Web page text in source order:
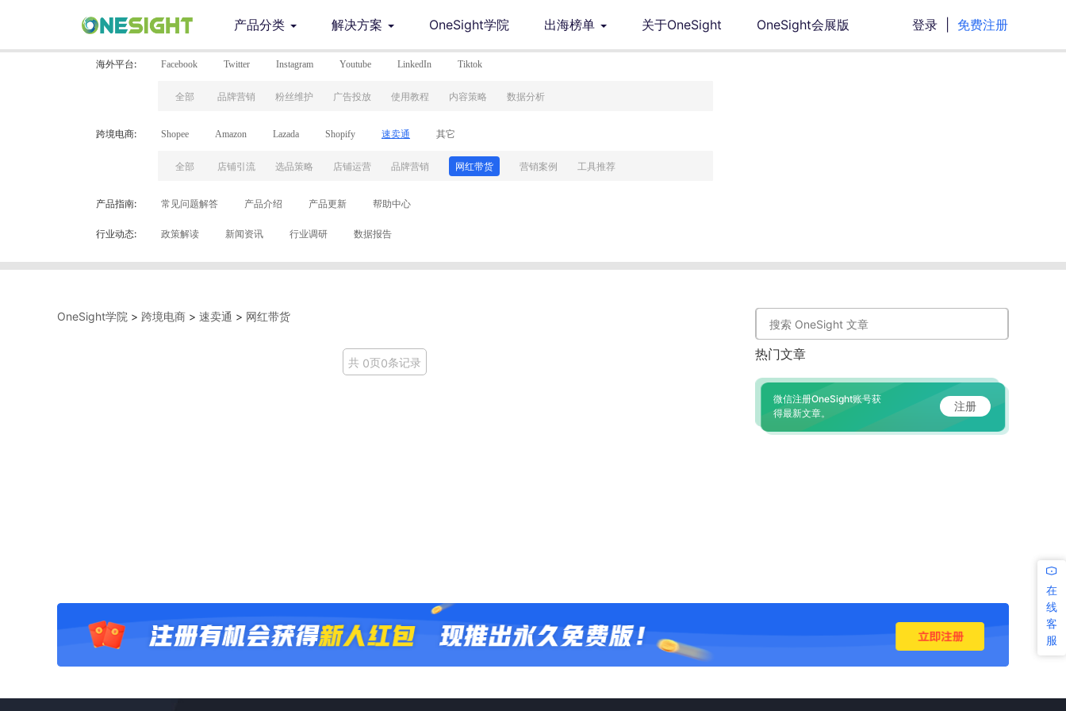
产品分类 解决方案 OneSight学院 出海榜单 关于OneSight OneSight会展版 登录 免费注册
海外平台: Facebook
全部 品牌营销 粉丝维护 广告投放 使用教程 内容策略 数据分析
Twitter
全部 品牌营销 粉丝维护 广告投放 使用教程 内容策略 数据分析
Instagram
全部 品牌营销 粉丝维护 广告投放 使用教程 内容策略 数据分析
Youtube
全部 品牌营销 粉丝维护 广告投放 使用教程 内容策略 数据分析
LinkedIn
全部 品牌营销 粉丝维护 广告投放 使用教程 内容策略 数据分析
Tiktok
全部 品牌营销 粉丝维护 广告投放 使用教程 内容策略 数据分析
跨境电商: Shopee
全部 店铺引流 选品策略 店铺运营 品牌营销 网红带货 营销案例 工具推荐
Amazon
全部 店铺引流 选品策略 店铺运营 品牌营销 网红带货 营销案例 工具推荐
Lazada
全部 店铺引流 选品策略 店铺运营 品牌营销 网红带货 营销案例 工具推荐
Shopify
全部 店铺引流 选品策略 店铺运营 品牌营销 网红带货 营销案例 工具推荐
速卖通
全部 店铺引流 选品策略 店铺运营 品牌营销 网红带货 营销案例 工具推荐
其它
全部 店铺引流 选品策略 店铺运营 品牌营销 网红带货 营销案例 工具推荐
产品指南: 常见问题解答 产品介绍 产品更新 帮助中心
行业动态: 政策解读 新闻资讯 行业调研 数据报告
OneSight学院 > 跨境电商 > 速卖通 > 网红带货
共 0页0条记录
热门文章
微信注册OneSight账号获
得最新文章。
注册
在
线
客
服